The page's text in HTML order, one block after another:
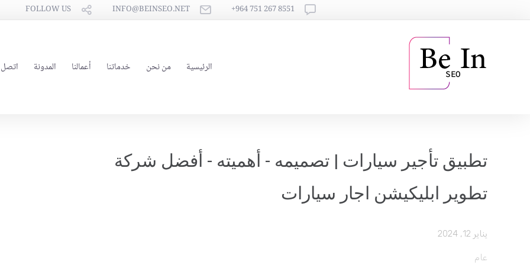
8551 267 751 964+
INFO@BEINSEO.NET
FOLLOW US
الرئيسية من نحن خدماتنا أعمالنا المدونة اتصل
تطبيق تأجير سيارات | تصميمه - أهميته - أفضل شركة
تطوير ابليكيشن اجار سيارات
يناير 12, 2024
عام